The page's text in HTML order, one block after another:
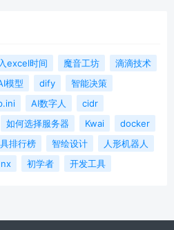
excel时间 魔音工坊
滴滴技术
模型 dify
智能决策
AI数字人
cidr
如何选择服务器 Kwai
docker
排行榜 智绘设计
人形机器人
初学者 开发工具